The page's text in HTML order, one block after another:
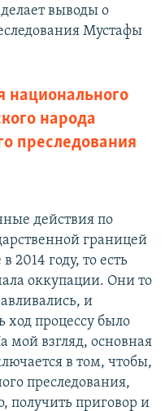
выводы о
Мустафы
национального
народа
преследования
действия по
границей
2014 году, то есть
оккупации. Они то
и
ход процессу было
мой взгляд, основная
в том, чтобы,
преследования,
получить приговор и